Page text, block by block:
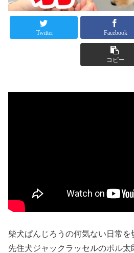
Twitter Facebook
コピー
柴犬ぱんじろうの何気ない日常を
先住犬ジャックラッセルのポル太